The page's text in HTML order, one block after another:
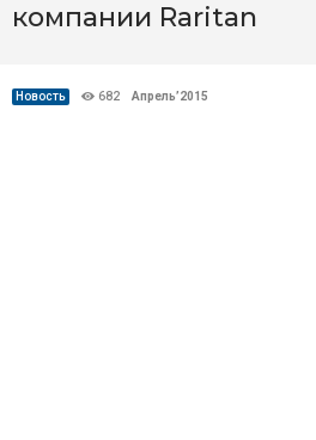
компании Raritan
Новость 682 Апрель’2015